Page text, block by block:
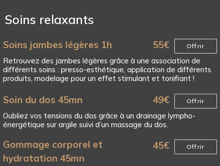
Soins relaxants
Soins jambes légères 1h 55€ Offrir
Retrouvez des jambes légères grâce à une association de
différents soins : presso-esthétique, application de différents
produits, modelage pour un effet stimulant et tonifiant !
Soin du dos 45mn 49€ Offrir
Oubliez vos tensions du dos grâce à un drainage lympho-
énergétique sur argile suivi d’un massage du dos.
Gommage corporel et
hydratation 45mn
45€ Offrir